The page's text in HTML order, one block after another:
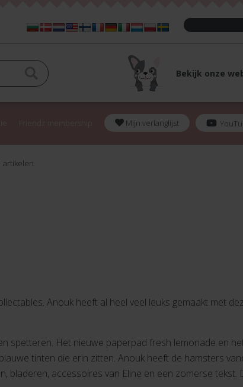
Bekijk onze
Mijn verlanglijst
artikelen
Anouk heeft al heel veel leuks gemaakt met
spetteren. Het nieuwe paperpad fresh lemonade en
tinten die erin zitten. Anouk heeft de hamsters
bladeren, accessoires van Eline en een zomerse tekst.